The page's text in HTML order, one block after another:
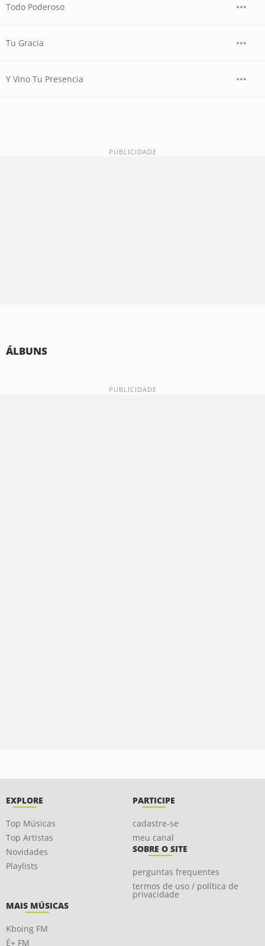
Todo Poderoso
Tu Gracia
Y Vino Tu Presencia
ÁLBUNS
EXPLORE
Top Músicas
Top Artistas
Novidades
Playlists
PARTICIPE
cadastre-se
meu canal
SOBRE O SITE
perguntas frequentes
termos de uso / política de
privacidade
MAIS MÚSICAS
Kboing FM
É+ FM